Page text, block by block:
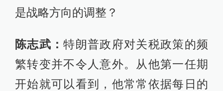
是战略方向的调整？
陈志武：特朗普政府对关税政策的频
繁转变并不令人意外。从他第一任期
开始就可以看到，他常常依据每日的